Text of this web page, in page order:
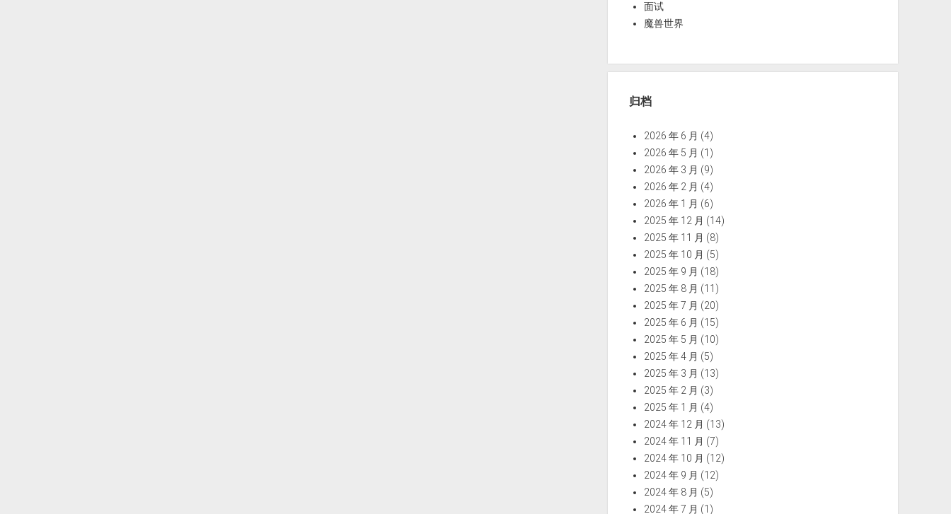
面试
魔兽世界
归档
2026 年 6 月 (4)
2026 年 5 月 (1)
2026 年 3 月 (9)
2026 年 2 月 (4)
2026 年 1 月 (6)
2025 年 12 月 (14)
2025 年 11 月 (8)
2025 年 10 月 (5)
2025 年 9 月 (18)
2025 年 8 月 (11)
2025 年 7 月 (20)
2025 年 6 月 (15)
2025 年 5 月 (10)
2025 年 4 月 (5)
2025 年 3 月 (13)
2025 年 2 月 (3)
2025 年 1 月 (4)
2024 年 12 月 (13)
2024 年 11 月 (7)
2024 年 10 月 (12)
2024 年 9 月 (12)
2024 年 8 月 (5)
2024 年 7 月 (1)